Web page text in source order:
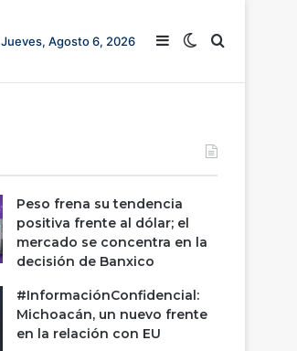
Jueves, Agosto 6, 2026 Barra lateral
Switch skin
Buscar
Peso frena su tendencia
positiva frente al dólar; el
mercado se concentra en la
decisión de Banxico
#InformaciónConfidencial:
Michoacán, un nuevo frente
en la relación con EU